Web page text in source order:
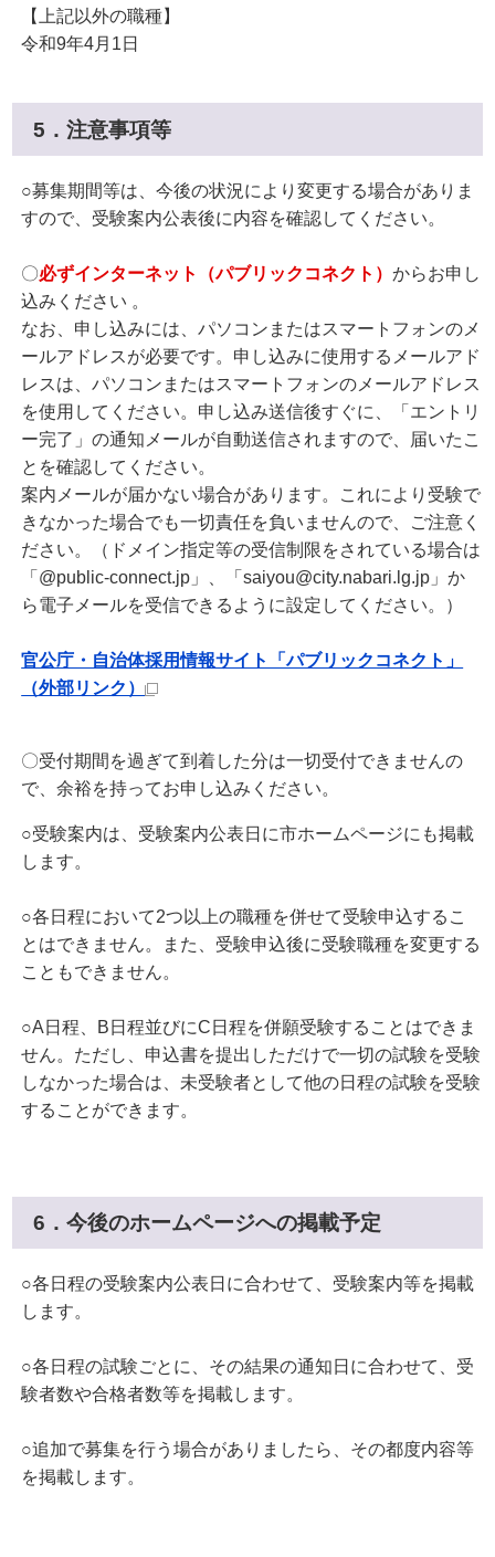
【上記以外の職種】
令和9年4月1日
5．注意事項等
○募集期間等は、今後の状況により変更する場合がありま
すので、受験案内公表後に内容を確認してください。
〇必ずインターネット（パブリックコネクト）からお申し
込みください 。
なお、申し込みには、パソコンまたはスマートフォンのメ
ールアドレスが必要です。申し込みに使用するメールアド
レスは、パソコンまたはスマートフォンのメールアドレス
を使用してください。申し込み送信後すぐに、「エントリ
ー完了」の通知メールが自動送信されますので、届いたこ
とを確認してください。
案内メールが届かない場合があります。これにより受験で
きなかった場合でも一切責任を負いませんので、ご注意く
ださい。（ドメイン指定等の受信制限をされている場合は
「@public-connect.jp」、「saiyou@city.nabari.lg.jp」か
ら電子メールを受信できるように設定してください。）
官公庁・自治体採用情報サイト「パブリックコネクト」
（外部リンク）
〇受付期間を過ぎて到着した分は一切受付できませんの
で、余裕を持ってお申し込みください。
○受験案内は、受験案内公表日に市ホームページにも掲載
します。
○各日程において2つ以上の職種を併せて受験申込するこ
とはできません。また、受験申込後に受験職種を変更する
こともできません。
○A日程、B日程並びにC日程を併願受験することはできま
せん。ただし、申込書を提出しただけで一切の試験を受験
しなかった場合は、未受験者として他の日程の試験を受験
することができます。
6．今後のホームページへの掲載予定
○各日程の受験案内公表日に合わせて、受験案内等を掲載
します。
○各日程の試験ごとに、その結果の通知日に合わせて、受
験者数や合格者数等を掲載します。
○追加で募集を行う場合がありましたら、その都度内容等
を掲載します。